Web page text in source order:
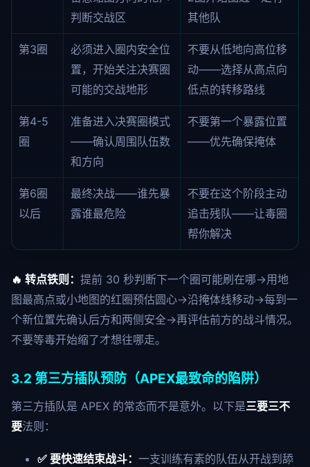
判断交战区
其他队
第3圈
必须进入圈内安全位
置，开始关注决赛圈
可能的交战地形
不要从低地向高位移
动——选择从高点向
低点的转移路线
第4-5
圈
准备进入决赛圈模式
——确认周围队伍数
和方向
不要第一个暴露位置
——优先确保掩体
第6圈
以后
最终决战——谁先暴
露谁最危险
不要在这个阶段主动
追击残队——让毒圈
帮你解决
🔥 转点铁则： 提前 30 秒判断下一个圈可能刷在哪→用地
图最高点或小地图的红圈预估圆心→沿掩体线移动→每到一
个新位置先确认后方和两侧安全→再评估前方的战斗情况。
不要等毒开始缩了才想往哪走。
3.2 第三方插队预防（APEX最致命的陷阱）
第三方插队是 APEX 的常态而不是意外。以下是三要三不
要法则：
✅ 要快速结束战斗： 一支训练有素的队伍从开战到舔